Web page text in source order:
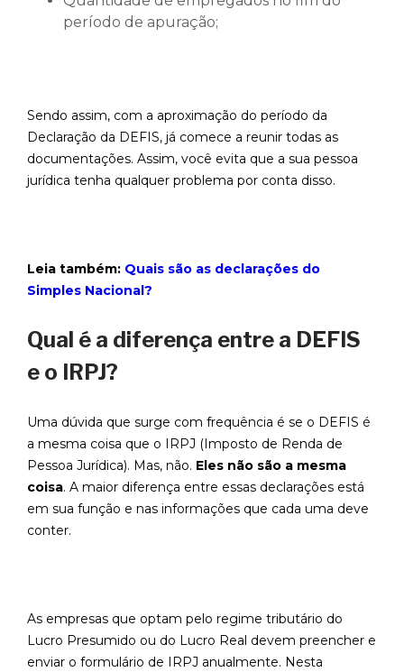
período de apuração;
Sendo assim, com a aproximação do período da
Declaração da DEFIS, já comece a reunir todas as
documentações. Assim, você evita que a sua pessoa
jurídica tenha qualquer problema por conta disso.
Leia também: Quais são as declarações do
Simples Nacional?
Qual é a diferença entre a DEFIS
e o IRPJ?
Uma dúvida que surge com frequência é se o DEFIS é
a mesma coisa que o IRPJ (Imposto de Renda de
Pessoa Jurídica). Mas, não. Eles não são a mesma
coisa. A maior diferença entre essas declarações está
em sua função e nas informações que cada uma deve
conter.
As empresas que optam pelo regime tributário do
Lucro Presumido ou do Lucro Real devem preencher e
enviar o formulário de IRPJ anualmente. Nesta